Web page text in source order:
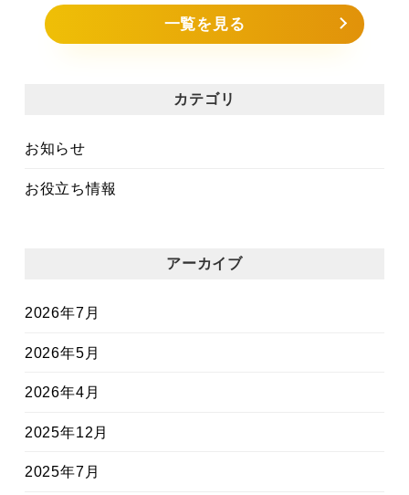
一覧を見る
カテゴリ
お知らせ
お役立ち情報
アーカイブ
2026年7月
2026年5月
2026年4月
2025年12月
2025年7月